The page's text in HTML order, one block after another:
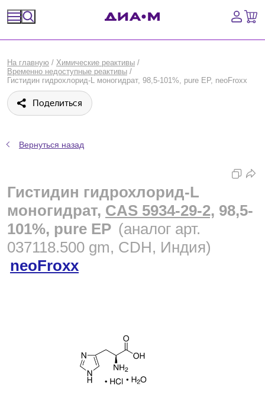
Оборудование, приборы
Расходные материалы, пластик, стекло
Библиотека
Войти
Сравнение
На главную / Химические реактивы /
Временно недоступные реактивы /
Гистидин гидрохлорид-L моногидрат, 98,5-101%, pure EP, neoFroxx
Поделиться
Вернуться назад
Гистидин гидрохлорид-L
моногидрат, CAS 5934-29-2, 98,5-
101%, pure EP (аналог арт.
037118.500 gm, CDH, Индия)
neoFroxx